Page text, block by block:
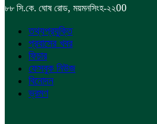
৮৮ সি.কে. ঘোষ রোড, ময়মনসিংহ-২২00
তথ্যপ্রযুক্তি
প্রবাসের খবর
ফিচার
ফেসবুক নিউজ
বিনোদন
ভ্রমণ